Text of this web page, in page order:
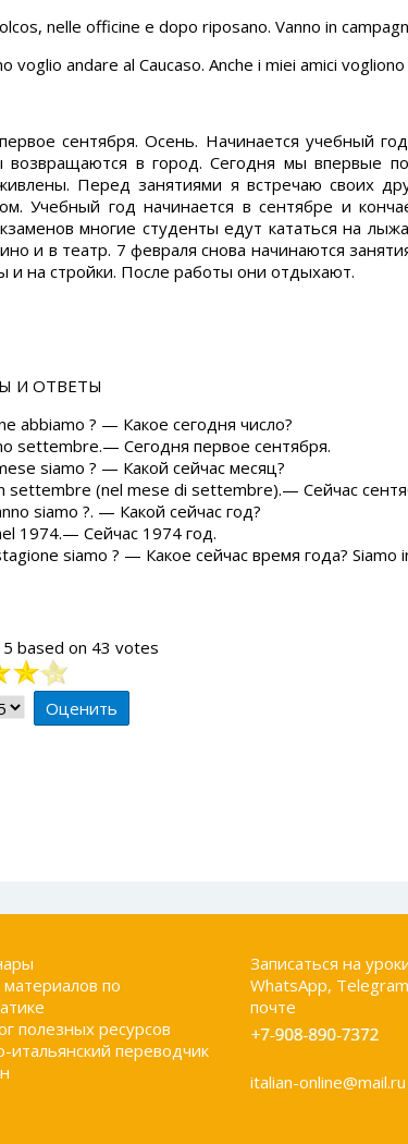
nelle officine e dopo riposano. Vanno in
voglio andare al Caucaso. Anche i miei amici
сентября. Осень. Начинается учебный
возвращаются в город. Сегодня мы впервые
Перед занятиями я встречаю своих
Учебный год начинается в сентябре и
многие студенты едут кататься на
и в театр. 7 февраля снова начинаются
и на стройки. После работы они отдыхают.
И ОТВЕТЫ
abbiamo ? — Какое сегодня число?
settembre.— Сегодня первое сентября.
siamo ? — Какой сейчас месяц?
settembre (nel mese di settembre).— Сейчас
siamo ?. — Какой сейчас год?
1974.— Сейчас 1974 год.
siamo ? — Какое сейчас время года? Siamo
5 based on 43 votes
по
полезных ресурсов
итальянский переводчик
Записаться на
WhatsApp,
почте
italian-online@mail.ru